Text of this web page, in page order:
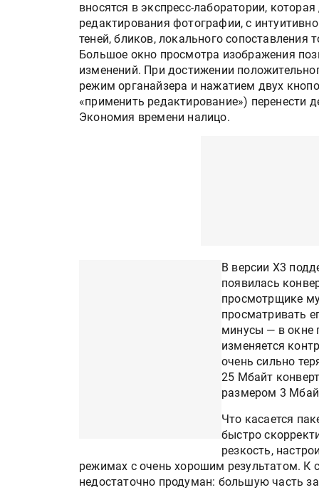
вносятся в экспресс-лаборатории,
редактирования фотографии, с
теней, бликов, локального сопоставления
Большое окно просмотра изображения
изменений. При достижении
режим органайзера и нажатием двух
«применить редактирование») перенести
Экономия времени налицо.
В версии X3
появилась
просмотрщике
просматривать
минусы — в окне
изменяется
очень сильно
25 Мбайт
размером 3
Что касается
быстро
резкость,
режимах с очень хорошим результатом. К
недостаточно продуман: большую часть